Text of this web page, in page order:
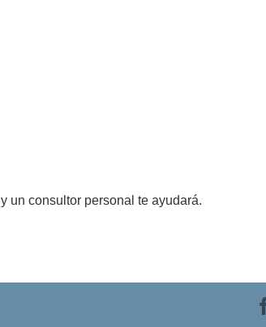
y un consultor personal te ayudará.